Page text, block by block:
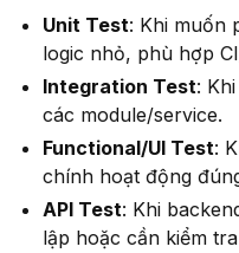
Unit Test: Khi muốn
logic nhỏ, phù hợp
Integration Test:
các module/service.
Functional/UI Test:
chính hoạt động
API Test: Khi
lập hoặc cần kiểm